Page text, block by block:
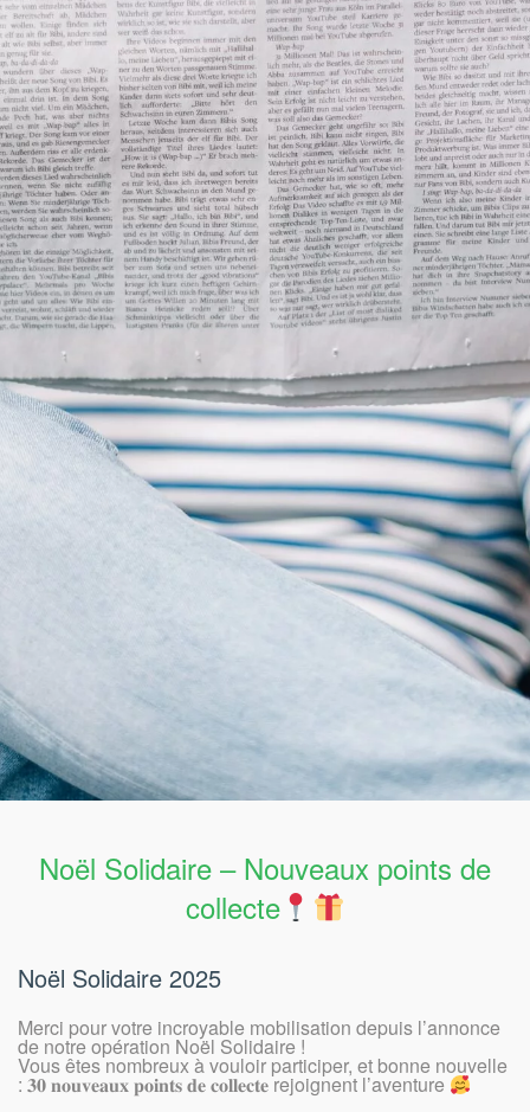
Noël Solidaire – Nouveaux points de
collecte
Noël Solidaire 2025
Merci pour votre incroyable mobilisation depuis l’annonce
de notre opération Noël Solidaire !
Vous êtes nombreux à vouloir participer, et bonne nouvelle
: 𝟑𝟎 𝐧𝐨𝐮𝐯𝐞𝐚𝐮𝐱 𝐩𝐨𝐢𝐧𝐭𝐬 𝐝𝐞 𝐜𝐨𝐥𝐥𝐞𝐜𝐭𝐞 rejoignent l’aventure